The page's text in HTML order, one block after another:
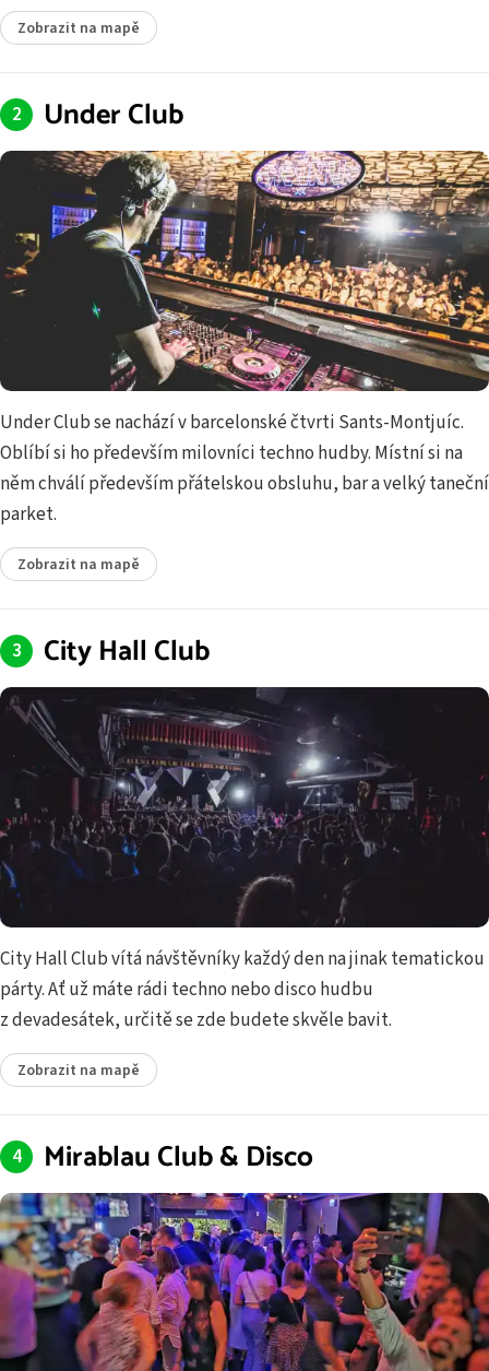
Zobrazit na mapě
Under Club
Under Club se nachází v barcelonské čtvrti Sants-Montjuíc.
Oblíbí si ho především milovníci techno hudby. Místní si na
něm chválí především přátelskou obsluhu, bar a velký taneční
parket.
Zobrazit na mapě
City Hall Club
City Hall Club vítá návštěvníky každý den na jinak tematickou
párty. Ať už máte rádi techno nebo disco hudbu
z devadesátek, určitě se zde budete skvěle bavit.
Zobrazit na mapě
Mirablau Club & Disco